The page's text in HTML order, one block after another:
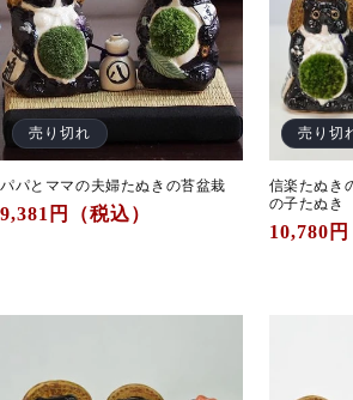
売り切れ
パパとママの夫婦たぬきの苔盆栽
通
9,381 円（税込）
売り切
信楽たぬき
の子たぬき
通
10,780